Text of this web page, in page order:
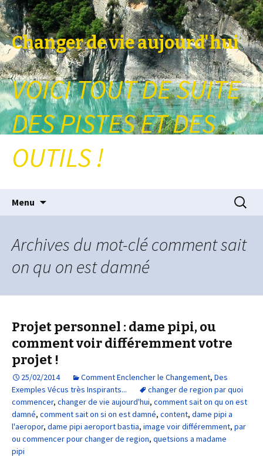
Changer de vie aujourd'hui
VOICI TOUT DE SUITE
DES PISTES ET DES
OUTILS !
Menu
Archives du mot-clé comment sait
on qu on est damné
Projet personnel : dame pipi, ou
comment voir différemment votre
projet !
25/02/2014 Comment Enclencher le Changement, Des
Exemples Vécus très Inspirants...
changer de region par quoi
commencer, changer de vie aujourd'hui, comment sait on qu on est
damné, comment sait on si on est damné, content, dame pipi a
l'aeropor, dame pipi aeroport bastia, image voir différemment, par
ou commencer pour changer de region, quetsions a madame
pipi